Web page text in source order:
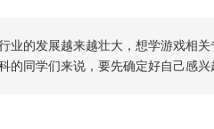
业的发展越来越壮大，想学游戏相
的同学们来说，要先确定好自己感兴